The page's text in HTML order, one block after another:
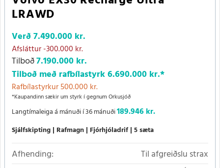
LRAWD
Verð7.490.000 kr.
Afsláttur-300.000 kr.
Tilboð7.190.000 kr.
Tilboð með rafbílastyrk6.690.000 kr.*
Rafbílastyrkur 500.000 kr.
*Kaupandinn sækir um styrk í gegnum Orkusjóð
Langtímaleiga á mánuði í 36 mánuði189.946 kr.
Sjálfskipting Rafmagn Fjórhjóladrif 5 sæta
Afhending:
Til afgreiðslu strax